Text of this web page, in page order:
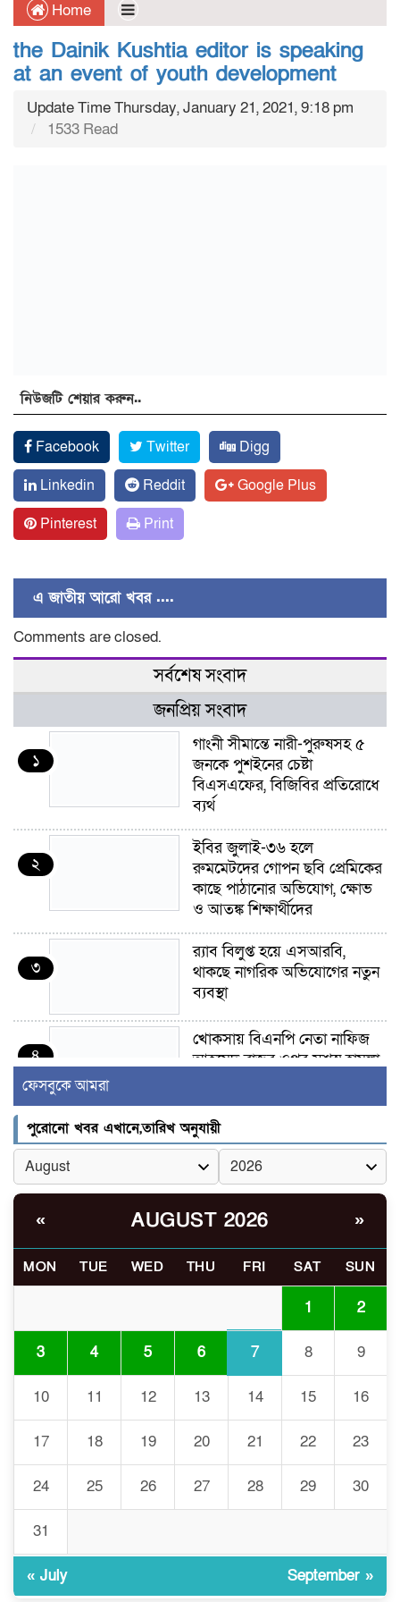
Home
the Dainik Kushtia editor is speaking
at an event of youth development
Update Time Thursday, January 21, 2021, 9:18 pm
1533 Read
নিউজটি শেয়ার করুন..
Facebook Twitter
Digg
Linkedin
Reddit
Google Plus
Pinterest
Print
এ জাতীয় আরো খবর ....
Comments are closed.
সর্বশেষ সংবাদ
জনপ্রিয় সংবাদ
১
গাংনী সীমান্তে নারী-পুরুষসহ ৫
জনকে পুশইনের চেষ্টা
বিএসএফের, বিজিবির প্রতিরোধে
ব্যর্থ
২
ইবির জুলাই-৩৬ হলে
রুমমেটদের গোপন ছবি প্রেমিকের
কাছে পাঠানোর অভিযোগ, ক্ষোভ
ও আতঙ্ক শিক্ষার্থীদের
৩
র‍্যাব বিলুপ্ত হয়ে এসআরবি,
থাকছে নাগরিক অভিযোগের নতুন
ব্যবস্থা
৪
খোকসায় বিএনপি নেতা নাফিজ
আহমেদ রাজুর ওপর সশস্ত্র হামলা,
৫
সাঈদীর ছবিতে জুতা
নিক্ষেপকারীরা ‘জারজ সন্তান’:
আমির হামজা
৬
ইসলামী বিশ্ববিদ্যালয়র ৪৪
শিক্ষককে ঘিরে দেশব্যাপী গোপন
তৎপরতার অভিযোগ/ তদন্তে
গঠিত হলো উচ্চপর্যায়ের কমিটি
৭
মাত্র ৯১ টন ভারতীয় মরিচেই
ভেঙে পড়ল বাজার/৪০০ টাকা
কেজি দাম কে ধরে রেখেছিল?
৮
জুলাই আন্দোলন ছিল সম্মিলিত,
লক্ষ্য হওয়া উচিত ঐক্য ও
রাষ্ট্রগঠন
৯
ভোরে ঝিনাইদহ সীমান্তে জটলা
দেখে বিএসএফের রাবার বুলেট,
১০
চুয়াডাঙ্গা/ প্রথম স্ত্রীকে নিয়ে
মালয়েশিয়ায়, দ্বিতীয় স্ত্রী
ফেসবুকে আমরা
পুরোনো খবর এখানে,তারিখ অনুযায়ী
« AUGUST 2026 »
MON TUE WED THU FRI SAT SUN
1 2
3 4 5 6 7 8 9
10 11 12 13 14 15 16
17 18 19 20 21 22 23
24 25 26 27 28 29 30
31
« July September »